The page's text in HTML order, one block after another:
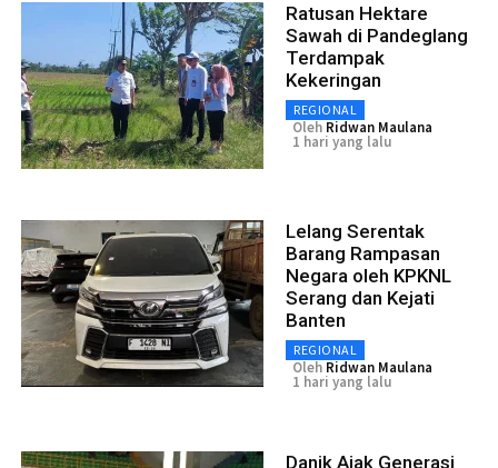
Ratusan Hektare
Sawah di Pandeglang
Terdampak
Kekeringan
REGIONAL
Oleh Ridwan Maulana
1 hari yang lalu
Lelang Serentak
Barang Rampasan
Negara oleh KPKNL
Serang dan Kejati
Banten
REGIONAL
Oleh Ridwan Maulana
1 hari yang lalu
Danik Ajak Generasi